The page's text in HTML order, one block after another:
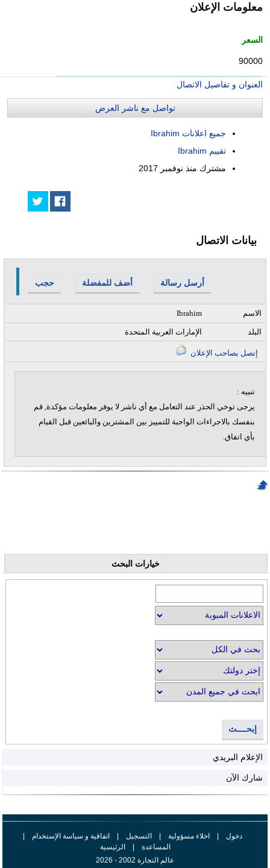
معلومات الإعلان
السعر
90000
العنوان و تفاصيل الاتصال
تواصل مع ناشر العرض
جميع اعلانات Ibrahim
تقييم Ibrahim
مشترك منذ نوفمبر 2017
بيانات الاتصال
حجب أضف للمفضلة أرسل رسالة
Ibrahim الاسم
الإمارات العربية المتحدة البلد
تنبيه :
يرجى توخي الحذر عند التعامل مع أي ناشر لا يوفر معلومات مؤكدة, قم
بنفسك بالاجراءات الواجبة للتمييز بين المشترين والبائعين قبل القيام
بأي اتفاق.
خيارات البحث
إبحــــث
الإعلام البريدي
شارك الآن
دخول | اخلاء مسؤولية | التسجيل | اتفاقية و سياسة الإستخدام
|
المساعدة
|
الرئيسية
عالم التجارة 2002 - 2026